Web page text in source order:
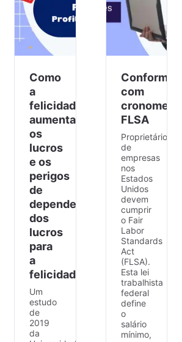
Como
a
felicidade
aumenta
os
lucros
e os
perigos
de
depender
dos
lucros
para
a
felicidade
Um
estudo
de
2019
da
com
FLSA
Proprietários
de
empresas
nos
Estados
Unidos
devem
cumprir
o Fair
Labor
Standards
Act
(FLSA).
Esta lei
trabalhista
federal
define
o
salário
mínimo,